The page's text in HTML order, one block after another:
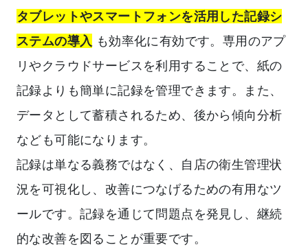
タブレットやスマートフォンを活用した記録シ
ステムの導入 も効率化に有効です。専用のアプ
リやクラウドサービスを利用することで、紙の
記録よりも簡単に記録を管理できます。また、
データとして蓄積されるため、後から傾向分析
なども可能になります。
記録は単なる義務ではなく、自店の衛生管理状
況を可視化し、改善につなげるための有用なツ
ールです。記録を通じて問題点を発見し、継続
的な改善を図ることが重要です。